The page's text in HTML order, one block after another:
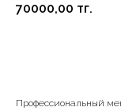
70000,00 тг.
Профессиональный